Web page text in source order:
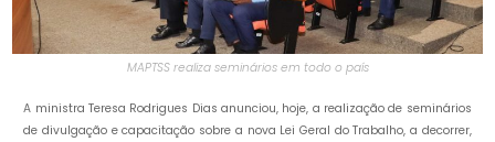
MAPTSS realiza seminários em todo o país
A ministra Teresa Rodrigues Dias anunciou, hoje, a realização de seminários
de divulgação e capacitação sobre a nova Lei Geral do Trabalho, a decorrer,